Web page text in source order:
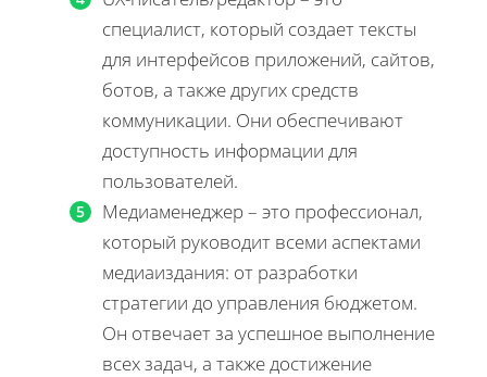
специалист, который создает тексты
для интерфейсов приложений, сайтов,
ботов, а также других средств
коммуникации. Они обеспечивают
доступность информации для
пользователей.
Медиаменеджер – это профессионал,
который руководит всеми аспектами
медиаиздания: от разработки
стратегии до управления бюджетом.
Он отвечает за успешное выполнение
всех задач, а также достижение